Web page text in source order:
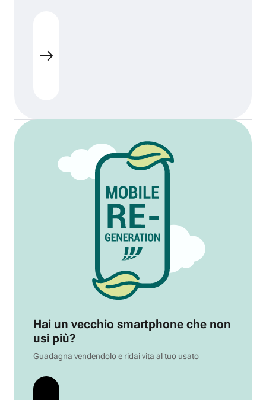
Hai un vecchio smartphone che non
usi più?
Guadagna vendendolo e ridai vita al tuo usato